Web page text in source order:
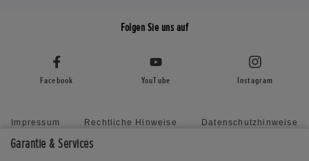
Garantie & Services
Folgen Sie uns auf
Facebook YouTube Instagram
Impressum Rechtliche Hinweise
Datenschutzhinweise
Richtlinie zu unaufgefordert eingereichten Vorschlägen